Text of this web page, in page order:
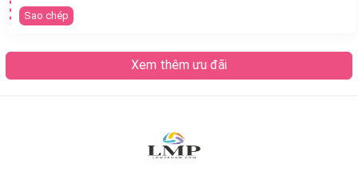
Sao chép
Xem thêm ưu đãi